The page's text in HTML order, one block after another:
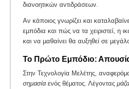
διανοητικών αντιδράσεων.
Αν κάποιος γνωρίζει και
εµπόδια και πώς να τα χειριστεί, η
και να µαθαίνει θα αυξηθεί σε
Το Πρώτο Εμπόδιο:
Στην Τεχνολογία Μελέτης,
σημασίαενός θέματος. Λέγοντας